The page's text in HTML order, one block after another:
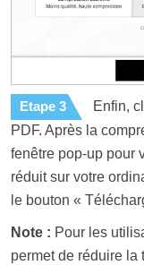
Etape 3
Enfin,
PDF. Après la
fenêtre pop-up pour
réduit sur votre
le bouton «
Note : Pour les
permet de réduire